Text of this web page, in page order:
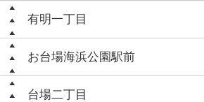
有明一丁目
お台場海浜公園駅前
台場二丁目